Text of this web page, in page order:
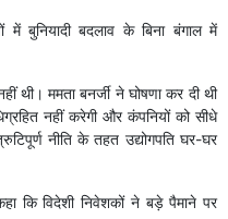
में बुनियादी बदलाव के बिना बंगाल में
थी। ममता बनर्जी ने घोषणा कर दी थी
नहीं करेगी और कंपनियों को सीधे
नीति के तहत उद्योगपति घर-घर
कि विदेशी निवेशकों ने बड़े पैमाने पर